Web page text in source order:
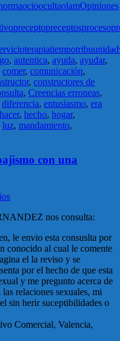
ocioocultaolamOpiniones
preceptopreceptosproceso
terapiatiempotribuunidad
, autentica, ayuda, ayudar,
comer, comunicación,
, constructores de
, Creencias erroneas,
diferencia, entusiasmo, era
hacer, hecho, hogar,
luz, mandamiento,
con una
nos consulta:
le envio esta consuslta por
conocido al cual le comente
el la reviso y se
por el hecho de que esta
y me pregunto acerca de
relaciones sexuales, mi
sin herir suceptibilidades o
Comercial, Valencia,